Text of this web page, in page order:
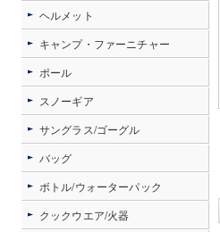
ヘルメット
キャンプ・ファーニチャー
ポール
スノーギア
サングラス/ゴーグル
バッグ
ボトル/ウォーターパック
クックウエア/火器